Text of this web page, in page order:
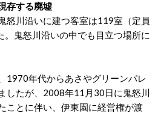
存する廃墟
怒川沿いに建つ客室は119室（定員
鬼怒川沿いの中でも目立つ場所に
1970年代からあさやグリーンパレ
したが、2008年11月30日に鬼怒川
ことに伴い、伊東園に経営権が渡